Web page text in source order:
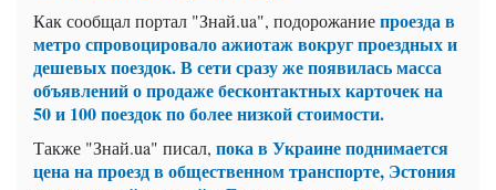
Как сообщал портал "Знай.ua", подорожаниепроезда в
метро спровоцировало ажиотаж вокруг проездных и
дешевых поездок. В сети сразу же появилась масса
объявлений о продаже бесконтактных карточек на
50 и 100 поездок по более низкой стоимости.
Также "Знай.ua" писал, пока в Украине поднимается
цена на проезд в общественном транспорте, Эстония